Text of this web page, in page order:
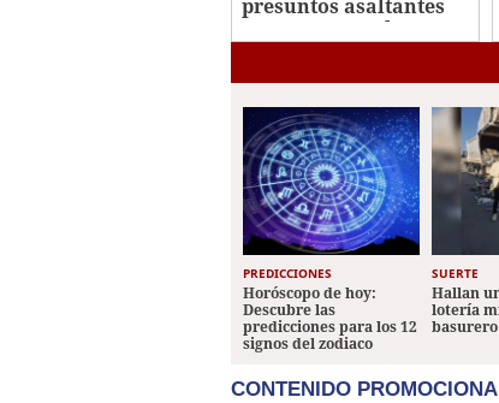
presuntos asaltantes
en Comayagüela
PREDICCIONES
Horóscopo de hoy:
Descubre las
predicciones para los 12
signos del zodiaco
SUERTE
Hallan
lotería
CONTENIDO